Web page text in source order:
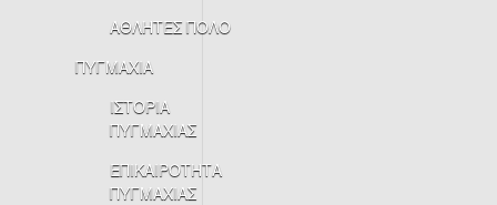
ΑΘΛΗΤΕΣ ΠΟΛΟ
ΠΥΓΜΑΧΙΑ
ΙΣΤΟΡΙΑ
ΠΥΓΜΑΧΙΑΣ
ΕΠΙΚΑΙΡΟΤΗΤΑ
ΠΥΓΜΑΧΙΑΣ